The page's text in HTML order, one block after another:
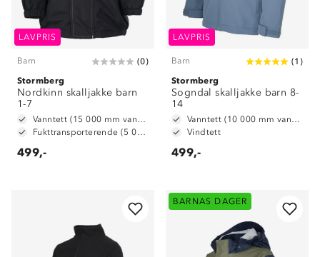
LAVPRIS
Barn (0)
Stormberg
Nordkinn skalljakke barn
1-7
Vanntett (15 000 mm vannsøyle)
Fukttransporterende (5 000 g/m2/24t)
499,-
LAVPRIS
Barn (1 )
Stormberg
Sogndal skalljakke barn 8-
14
Vanntett (10 000 mm vannsøyle)
Vindtett
499,-
BARNAS DAGER